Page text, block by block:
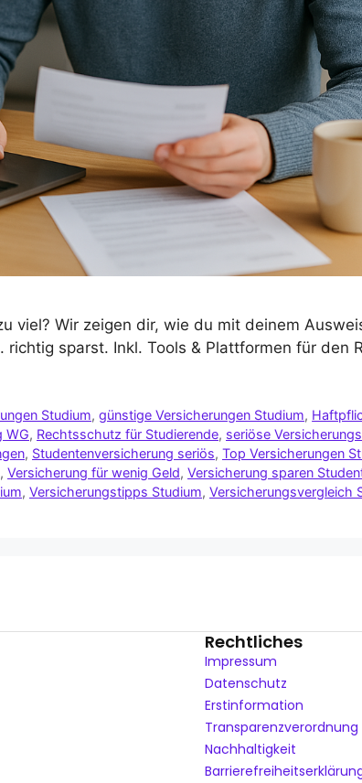
viel? Wir zeigen dir, wie du mit deinem
richtig sparst. Inkl. Tools & Plattformen für den
Studium,günstige Versicherungen Studium,
WG, Rechtsschutz für Studierende, seriöse
, Studentenversicherung seriös, Top Versicherungen
, Versicherung für wenig Geld, Versicherung sparen
, Versicherungstipps Studium, Versicherungsvergleich
Rechtliches
Impressum
Datenschutz
Erstinformation
Transparenzverordnung
Nachhaltigkeit